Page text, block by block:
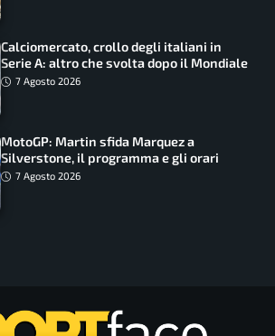
Calciomercato, crollo degli italiani in
Serie A: altro che svolta dopo il Mondiale
7 Agosto 2026
MotoGP: Martin sfida Marquez a
Silverstone, il programma e gli orari
7 Agosto 2026